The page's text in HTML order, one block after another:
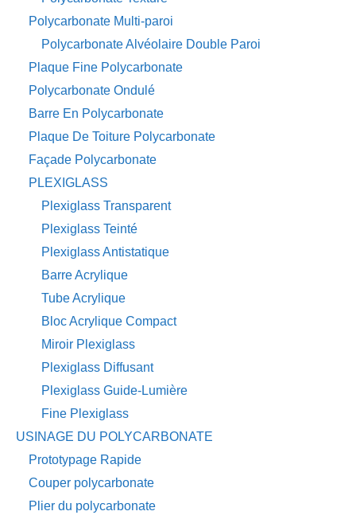
Polycarbonate Multi-paroi
Polycarbonate Alvéolaire Double Paroi
Plaque Fine Polycarbonate
Polycarbonate Ondulé
Barre En Polycarbonate
Plaque De Toiture Polycarbonate
Façade Polycarbonate
PLEXIGLASS
Plexiglass Transparent
Plexiglass Teinté
Plexiglass Antistatique
Barre Acrylique
Tube Acrylique
Bloc Acrylique Compact
Miroir Plexiglass
Plexiglass Diffusant
Plexiglass Guide-Lumière
Fine Plexiglass
USINAGE DU POLYCARBONATE
Prototypage Rapide
Couper polycarbonate
Plier du polycarbonate